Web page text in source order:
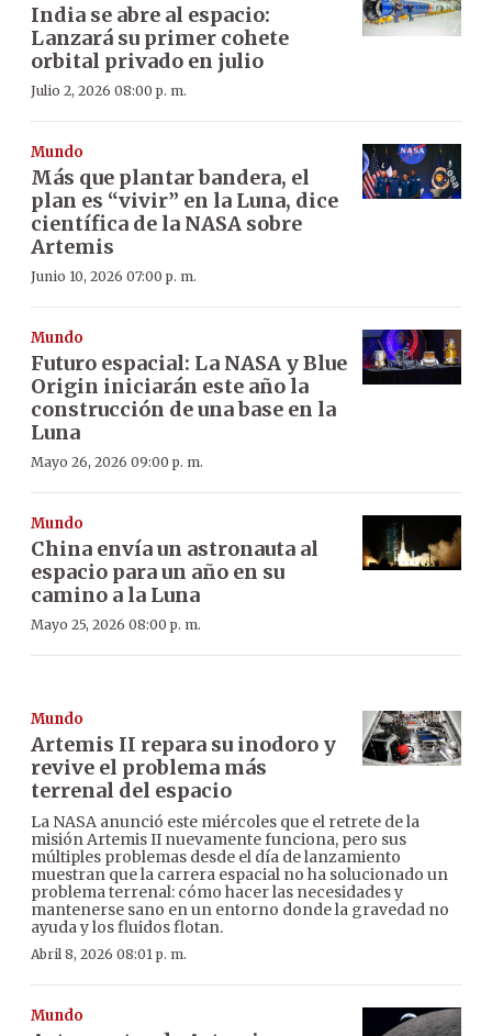
India se abre al espacio:
Lanzará su primer cohete
orbital privado en julio
Julio 2, 2026 08:00 p. m.
Mundo
Más que plantar bandera, el
plan es “vivir” en la Luna, dice
científica de la NASA sobre
Artemis
Junio 10, 2026 07:00 p. m.
Mundo
Futuro espacial: La NASA y Blue
Origin iniciarán este año la
construcción de una base en la
Luna
Mayo 26, 2026 09:00 p. m.
Mundo
China envía un astronauta al
espacio para un año en su
camino a la Luna
Mayo 25, 2026 08:00 p. m.
Mundo
Artemis II repara su inodoro y
revive el problema más
terrenal del espacio
La NASA anunció este miércoles que el retrete de la
misión Artemis II nuevamente funciona, pero sus
múltiples problemas desde el día de lanzamiento
muestran que la carrera espacial no ha solucionado un
problema terrenal: cómo hacer las necesidades y
mantenerse sano en un entorno donde la gravedad no
ayuda y los fluidos flotan.
Abril 8, 2026 08:01 p. m.
Mundo